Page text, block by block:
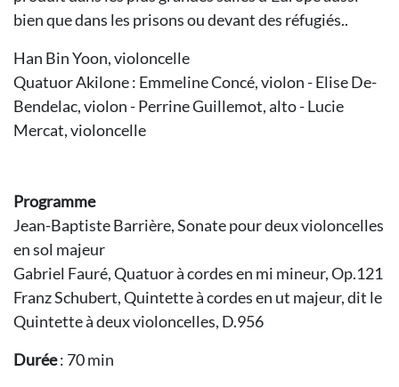
bien que dans les prisons ou devant des réfugiés..
Han Bin Yoon, violoncelle
Quatuor Akilone : Emmeline Concé, violon - Elise De-
Bendelac, violon - Perrine Guillemot, alto - Lucie
Mercat, violoncelle
Programme
Jean-Baptiste Barrière, Sonate pour deux violoncelles
en sol majeur
Gabriel Fauré, Quatuor à cordes en mi mineur, Op.121
Franz Schubert, Quintette à cordes en ut majeur, dit le
Quintette à deux violoncelles, D.956
Durée: 70 min